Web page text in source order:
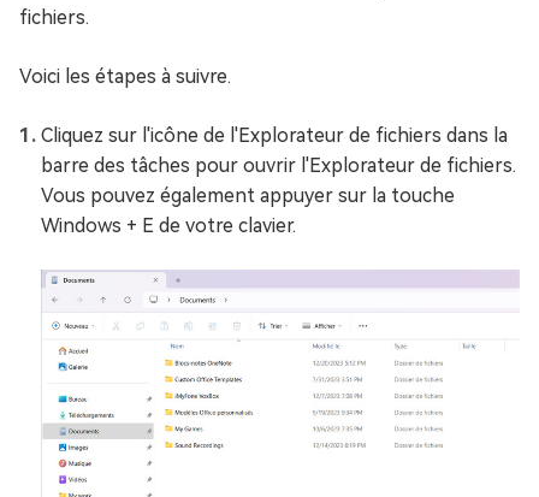
fichiers.
Voici les étapes à suivre.
Cliquez sur l'icône de l'Explorateur de fichiers dans la
barre des tâches pour ouvrir l'Explorateur de fichiers.
Vous pouvez également appuyer sur la touche
Windows + E de votre clavier.